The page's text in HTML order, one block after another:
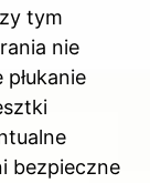
tym
nie
bezpieczne